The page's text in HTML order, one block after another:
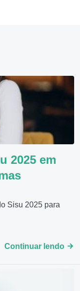
2025 em
Sisu 2025 para
Continuar lendo